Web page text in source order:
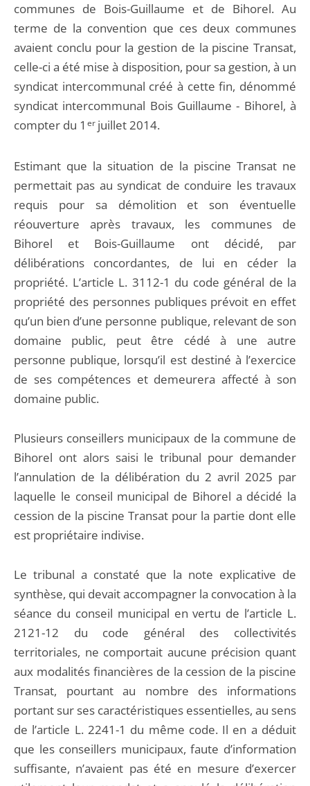
communes de Bois-Guillaume et de Bihorel. Au
terme de la convention que ces deux communes
avaient conclu pour la gestion de la piscine Transat,
celle-ci a été mise à disposition, pour sa gestion, à un
syndicat intercommunal créé à cette fin, dénommé
syndicat intercommunal Bois Guillaume - Bihorel, à
compter du 1 erjuillet 2014.
Estimant que la situation de la piscine Transat ne
permettait pas au syndicat de conduire les travaux
requis pour sa démolition et son éventuelle
réouverture après travaux, les communes de
Bihorel et Bois-Guillaume ont décidé, par
délibérations concordantes, de lui en céder la
propriété. L’article L. 3112-1 du code général de la
propriété des personnes publiques prévoit en effet
qu’un bien d’une personne publique, relevant de son
domaine public, peut être cédé à une autre
personne publique, lorsqu’il est destiné à l’exercice
de ses compétences et demeurera affecté à son
domaine public.
Plusieurs conseillers municipaux de la commune de
Bihorel ont alors saisi le tribunal pour demander
l’annulation de la délibération du 2 avril 2025 par
laquelle le conseil municipal de Bihorel a décidé la
cession de la piscine Transat pour la partie dont elle
est propriétaire indivise.
Le tribunal a constaté que la note explicative de
synthèse, qui devait accompagner la convocation à la
séance du conseil municipal en vertu de l’article L.
2121-12 du code général des collectivités
territoriales, ne comportait aucune précision quant
aux modalités financières de la cession de la piscine
Transat, pourtant au nombre des informations
portant sur ses caractéristiques essentielles, au sens
de l’article L. 2241-1 du même code. Il en a déduit
que les conseillers municipaux, faute d’information
suffisante, n’avaient pas été en mesure d’exercer